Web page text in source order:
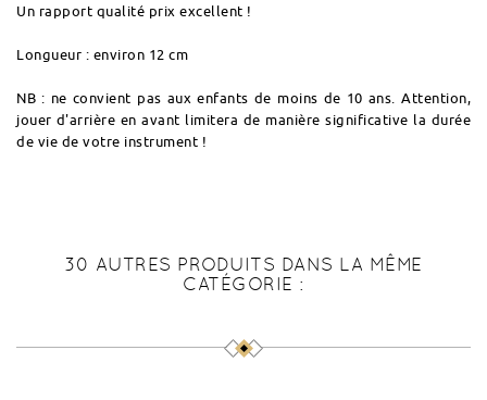
Un rapport qualité prix excellent !
Longueur : environ 12 cm
NB : ne convient pas aux enfants de moins de 10 ans. Attention,
jouer d'arrière en avant limitera de manière significative la durée
de vie de votre instrument !
30 AUTRES PRODUITS DANS LA MÊME
CATÉGORIE :